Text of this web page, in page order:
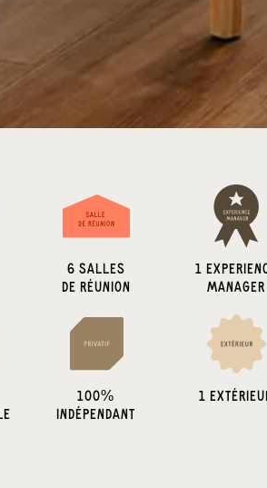
6 SALLES
DE RÉUNION
1
MANAGER
100%
INDÉPENDANT
1